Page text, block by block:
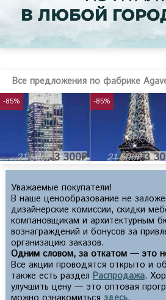
Все предложения по фабрике
21 500₽ 3 300₽
-85%
21 500₽ 3
-85%
Уважаемые покупатели!
В наше ценообразование не
дизайнерские комиссии, скидки
компановщикам и архитектурным
вознаграждений и бонусов за
организацию заказов.
Одним словом, за откатом — это
Все акции проводятся открыто и
также есть раздел Распродажа.
улучшить цену — это оптовая